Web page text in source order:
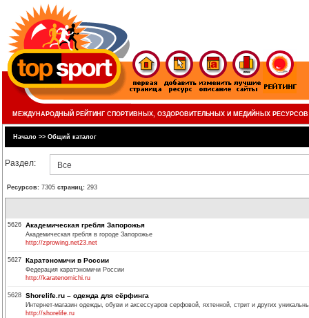
МЕЖДУНАРОДНЫЙ РЕЙТИНГ СПОРТИВНЫХ, ОЗДОРОВИТЕЛЬНЫХ И МЕДИЙНЫХ РЕСУРСОВ
Начало >> Общий каталог
Раздел: Все
Ресурсов: 7305 страниц: 293
5626 Академическая гребля Запорожья
Академическая гребля в городе Запорожье
http://zprowing.net23.net
5627 Каратэномичи в России
Федерация каратэномичи России
http://karatenomichi.ru
5628 Shorelife.ru – одежда для сёрфинга
Интернет-магазин одежды, обуви и аксессуаров серфовой, яхтенной, стрит и других
http://shorelife.ru